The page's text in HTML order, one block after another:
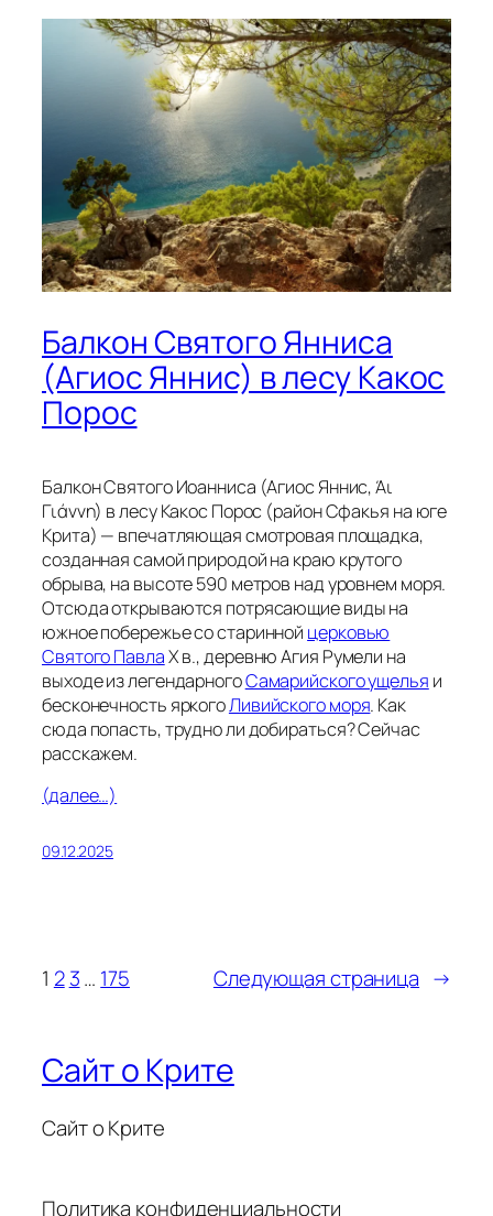
Балкон Святого Янниса
(Агиос Яннис) в лесу Какос
Порос
Балкон Святого Иоанниса (Агиос Яннис, Άι
Γιάννη) в лесу Какос Порос (район Сфакья на юге
Крита) — впечатляющая смотровая площадка,
созданная самой природой на краю крутого
обрыва, на высоте 590 метров над уровнем моря.
Отсюда открываются потрясающие виды на
южное побережье со старинной церковью
Святого ПавлаХ в., деревню Агия Румели на
выходе из легендарногоСамарийского ущелья и
бесконечность яркогоЛивийского моря. Как
сюда попасть, трудно ли добираться? Сейчас
расскажем.
(далее…)
09.12.2025
1 2 3… 175 Следующая страница →
Сайт о Крите
Сайт о Крите
Политика конфиденциальности